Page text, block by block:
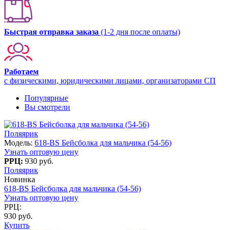
Быстрая отправка заказа (1-2 дня после оплаты)
Работаем
с физическими, юридическими лицами, организаторами СП
Популярные
Вы смотрели
Поляярик
Модель: 618-BS Бейсболка для мальчика (54-56)
Узнать оптовую цену
РРЦ: 930 руб.
Поляярик
Новинка
618-BS Бейсболка для мальчика (54-56)
Узнать оптовую цену
РРЦ:
930 руб.
Купить